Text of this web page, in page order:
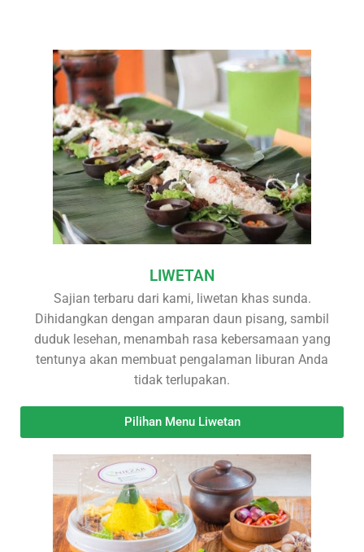
LIWETAN
Sajian terbaru dari kami, liwetan khas sunda.
Dihidangkan dengan amparan daun pisang, sambil
duduk lesehan, menambah rasa kebersamaan yang
tentunya akan membuat pengalaman liburan Anda
tidak terlupakan.
Pilihan Menu Liwetan